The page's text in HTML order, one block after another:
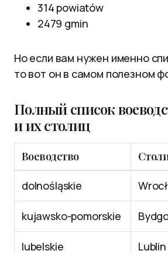
314 powiatów
2479 gmin
Но если вам нужен именно
то вот он в самом полезном
Полный список
и их столиц
Воеводство
dolnośląskie
kujawsko-pomorskie
lubelskie Lublin